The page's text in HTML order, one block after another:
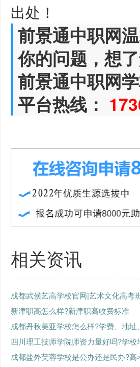
出处！
前景通中职网
你的问题，想
前景通中职网
平台热线：
相关资讯
成都武侯艺高学校官网|艺术文化高考
新津职高怎么样?新津职高收费标准
成都丹秋美亚学校怎么样?学费、地址
四川理工技师学院师资力量好吗?学校
成都盐外芙蓉学校是公办还是民办?高